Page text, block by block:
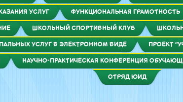
УСЛУГ ФУНКЦИОНАЛЬНАЯ ГРАМОТНОСТЬ
ШКОЛЬНЫЙ СПОРТИВНЫЙ КЛУБ
УСЛУГ В ЭЛЕКТРОННОМ ВИДЕ ПРОЕКТ
НАУЧНО-ПРАКТИЧЕСКАЯ КОНФЕРЕНЦИЯ
ОТРЯД ЮИД